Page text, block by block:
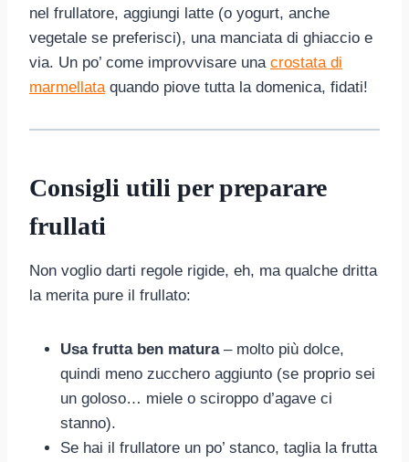
nel frullatore, aggiungi latte (o yogurt, anche
vegetale se preferisci), una manciata di ghiaccio e
via. Un po’ come improvvisare una crostata di
marmellata quando piove tutta la domenica, fidati!
Consigli utili per preparare
frullati
Non voglio darti regole rigide, eh, ma qualche dritta
la merita pure il frullato:
Usa frutta ben matura– molto più dolce,
quindi meno zucchero aggiunto (se proprio sei
un goloso… miele o sciroppo d’agave ci
stanno).
Se hai il frullatore un po’ stanco, taglia la frutta